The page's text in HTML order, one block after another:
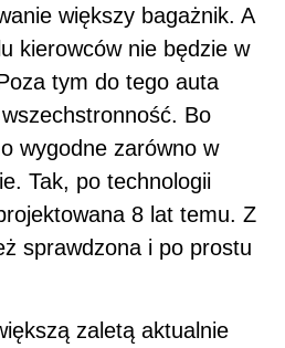
większy bagażnik. A
kierowców nie będzie w
tym do tego auta
Bo
wygodne zarówno w
Tak, po technologii
8 lat temu. Z
sprawdzona i po prostu
zaletą aktualnie